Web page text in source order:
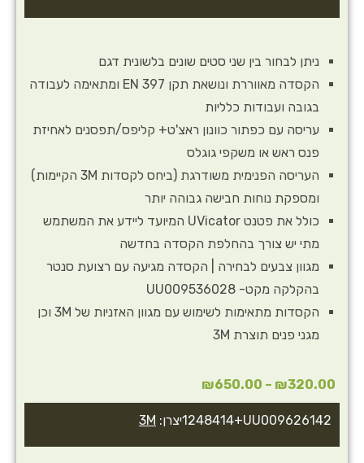
UU009535467+UU011248414+UU009626142
יצרן: 3M
ניתן לבחור בין שני סטים שונים בלשונית דגם
הקסדה מאווררת ונושאת תקן EN 397 ומתאימה לעבודה
בגובה ועבודות כלליות
עריסה עם כפתור כוונון ראצ'ט+ קליפס/תפסנים לאחיזת
פנס ראש או משקפי גוגלס
העריסה הפנימית משודרגת (ביחס לקסדות 3M הקיימות)
ומספקת נוחות חבישה גבוהה יותר
כולל את פטנט UVicator המיועד ליידע את המשתמש
מתי יש צורך בהחלפת הקסדה בחדשה
מגוון צבעים לבחירה | הקסדה מגיעה עם רצועת סנטר
בהקלקה מקט- UU009536028
הקסדות מתאימות לשימוש עם מגוון האזניות של 3M וכן
מגני פנים תוצרת 3M
₪320.00
–
₪650.00